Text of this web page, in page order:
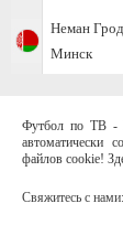
Неман
Минск
Футбол по ТВ -
автоматически
файлов cookie!
Свяжитесь с нами: